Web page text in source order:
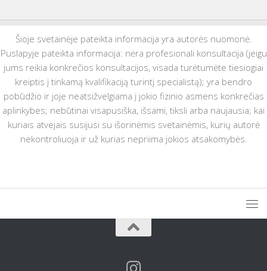
Šioje svetainėje pateikta informacija yra autorės nuomonė.
Puslapyje pateikta informacija: nėra profesionali konsultacija (jeigu
jums reikia konkrečios konsultacijos, visada turėtumėte tiesiogiai
kreiptis į tinkamą kvalifikaciją turintį specialistą); yra bendro
pobūdžio ir joje neatsižvelgiama į jokio fizinio asmens konkrečias
aplinkybes; nebūtinai visapusiška, išsami, tiksli arba naujausia; kai
kuriais atvejais susijusi su išorinėmis svetainėmis, kurių autorė
nekontroliuoja ir už kurias nepriima jokios atsakomybės.